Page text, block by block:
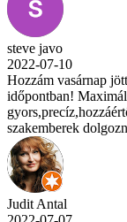
steve javo
2022-07-10
Hozzám vasárnap
időpontban!
szakemberek
Judit Antal